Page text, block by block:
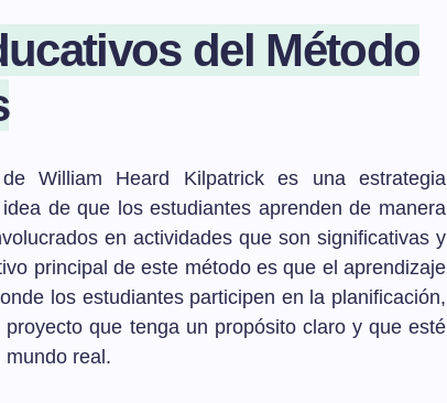
del Método
de William Heard Kilpatrick es una estrategia
de que los estudiantes aprenden de manera
en actividades que son significativas y
principal de este método es que el aprendizaje
los estudiantes participen en la planificación,
que tenga un propósito claro y que esté
real.